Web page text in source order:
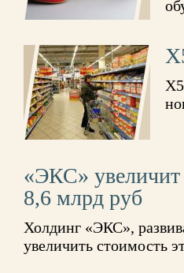
«ЭКС» увеличит
8,6 млрд руб
Холдинг «ЭКС»,
увеличить стоимость